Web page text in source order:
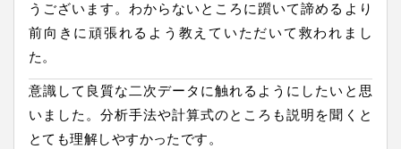
うございます。わからないところに躓いて諦めるより
前向きに頑張れるよう教えていただいて救われまし
た。
意識して良質な二次データに触れるようにしたいと思
いました。分析手法や計算式のところも説明を聞くと
とても理解しやすかったです。